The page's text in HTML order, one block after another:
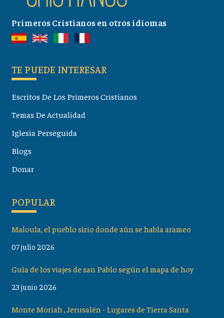
Primeros Cristianos en otros idiomas
TE PUEDE INTERESAR
Escritos De Los Primeros Cristianos
Temas De Actualidad
Iglesia Perseguida
Blogs
Donar
POPULAR
Maloula, el pueblo sirio donde aún se habla arameo
07 julio 2026
Guía de los viajes de san Pablo según el mapa de hoy
23 junio 2026
Monte Moriah , Jerusalén - Lugares de Tierra Santa